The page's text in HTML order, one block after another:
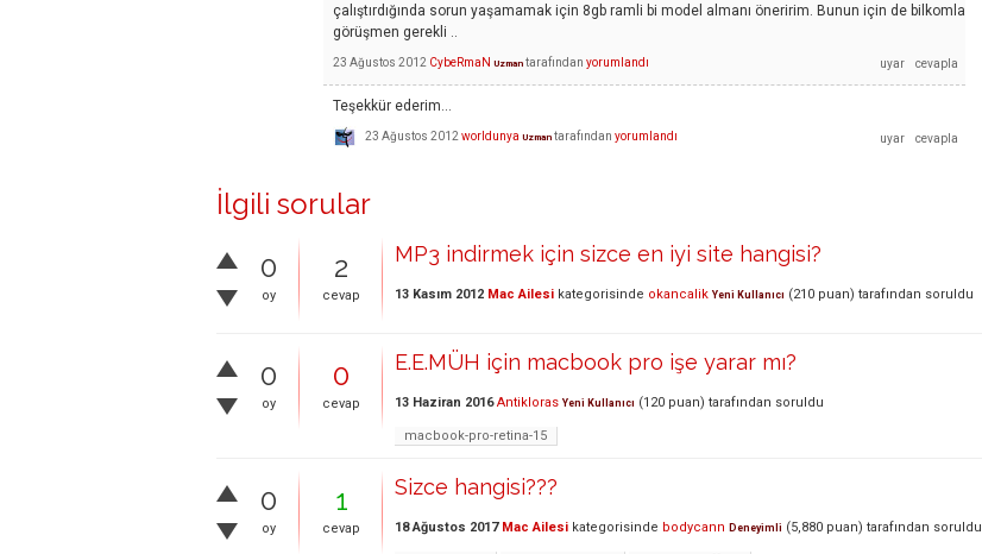
çalıştırdığında sorun yaşamamak için 8gb ramli bi model almanı öneririm. Bunun için de bilkomla
görüşmen gerekli ..
23 Ağustos 2012 CybeRmaN Uzman tarafından yorumlandı
Teşekkür ederim...
23 Ağustos 2012worldunya Uzman tarafından yorumlandı
İlgili sorular
0
oy
2
cevap
MP3 indirmek için sizce en iyi site hangisi?
13 Kasım 2012 Mac Ailesi kategorisinde okancalik Yeni Kullanıcı (210 puan) tarafından soruldu
0
oy
0
cevap
E.E.MÜH için macbook pro işe yarar mı?
13 Haziran 2016 Antikloras Yeni Kullanıcı (120 puan) tarafından soruldu
macbook-pro-retina-15
0
oy
1
cevap
Sizce hangisi???
18 Ağustos 2017 Mac Ailesi kategorisinde bodycann Deneyimli (5,880 puan) tarafından soruldu